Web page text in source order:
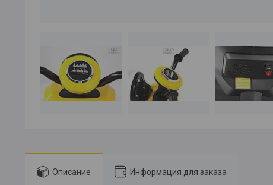
Описание Информация для заказа